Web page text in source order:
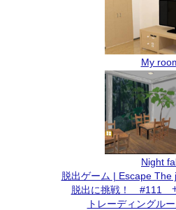
My
Night
脱出ゲーム | Escape The
脱出に挑戦！ #111
トレーディングル